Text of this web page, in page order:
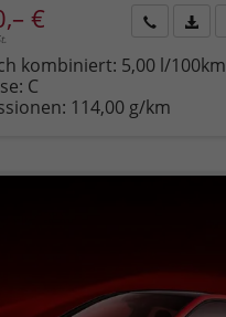
€
anfordern
Datei,
kombiniert: 5,00 l/100km
C
114,00 g/km